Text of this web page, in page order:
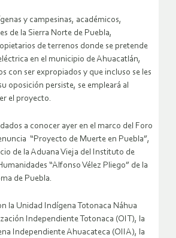
y campesinas, académicos,
de la Sierra Norte de Puebla,
de terrenos donde se pretende
en el municipio de Ahuacatlán,
con ser expropiados y que incluso se les
oposición persiste, se empleará al
el proyecto.
a conocer ayer en el marco del Foro
“Proyecto de Muerte en Puebla”,
de la Aduana Vieja del Instituto de
“Alfonso Vélez Pliego” de la
de Puebla.
la Unidad Indígena Totonaca Náhua
Independiente Totonaca (OIT), la
Independiente Ahuacateca (OIIA), la